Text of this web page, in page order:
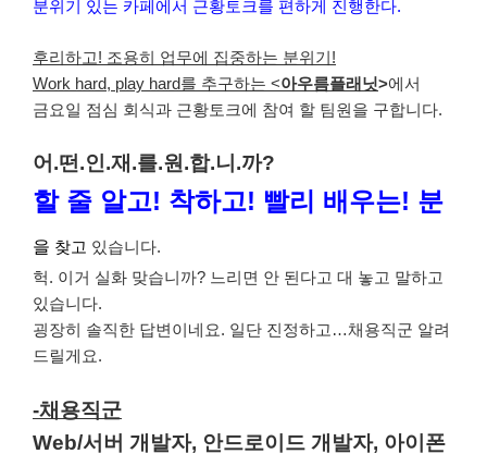
분위기 있는 카페에서 근황토크를 편하게 진행한다.
후리하고! 조용히 업무에 집중하는 분위기!
Work hard, play hard를 추구하는 <아우름플래닛>에서
금요일 점심 회식과 근황토크에 참여 할 팀원을 구합니다.
어.떤.인.재.를.원.합.니.까?
할 줄 알고! 착하고! 빨리 배우는! 분
을 찾고 있습니다.
헉. 이거 실화 맞습니까? 느리면 안 된다고 대 놓고 말하고
있습니다.
굉장히 솔직한 답변이네요. 일단 진정하고…채용직군 알려
드릴게요.
-채용직군
Web/서버 개발자, 안드로이드 개발자, 아이폰